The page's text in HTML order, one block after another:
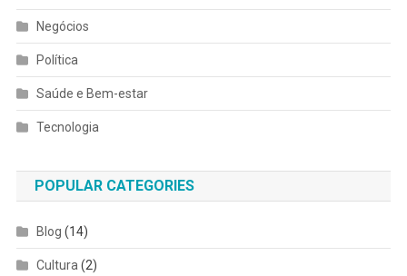
Negócios
Política
Saúde e Bem-estar
Tecnologia
POPULAR CATEGORIES
Blog (14)
Cultura(2)